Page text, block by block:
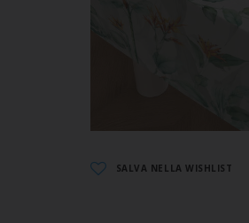
SALVA NELLA WISHLIST